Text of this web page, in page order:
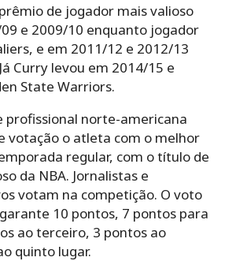
de jogador mais valioso
e 2009/10 enquanto jogador
e em 2011/12 e 2012/13
Curry levou em 2014/15 e
State Warriors.
profissional norte-americana
votação o atleta com o melhor
regular, com o título de
da NBA. Jornalistas e
votam na competição. O voto
10 pontos, 7 pontos para
ao terceiro, 3 pontos ao
quinto lugar.